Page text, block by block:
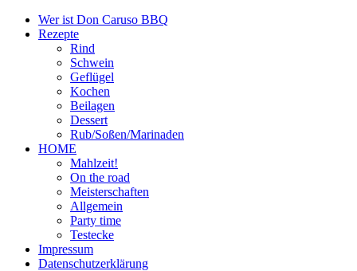
Wer ist Don Caruso BBQ
Rezepte
Rind
Schwein
Geflügel
Kochen
Beilagen
Dessert
Rub/Soßen/Marinaden
HOME
Mahlzeit!
On the road
Meisterschaften
Allgemein
Party time
Testecke
Impressum
Datenschutzerklärung